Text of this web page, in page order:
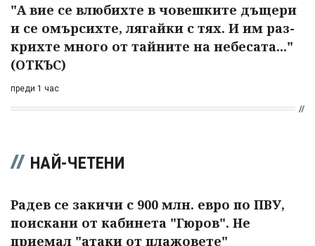
"А вие се влюбихте в чо­вешките дъщери
и се омърсихте, лягайки с тях. И им раз­
крихте много от тайните на небесата..."
(ОТКЪС)
преди 1 час
НАЙ-ЧЕТЕНИ
Радев се закичи с 900 млн. евро по ПВУ,
поискани от кабинета "Гюров". Не
приемал "атаки от плажовете"